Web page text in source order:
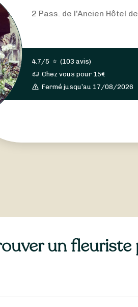
2 Pass. de l'Ancien Hôtel
4.7/5 ⭐ (103 avis)
Chez vous pour 15€
Fermé jusqu’au 17/08/2026
un fleuriste